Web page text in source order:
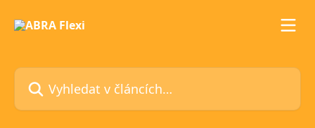
Vyhledat v článcích…